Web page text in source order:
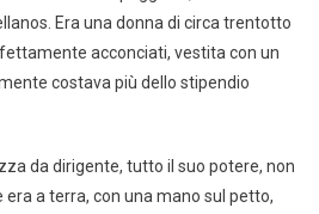
Era una donna di circa trentotto
acconciati, vestita con un
costava più dello stipendio
da dirigente, tutto il suo potere, non
a terra, con una mano sul petto,